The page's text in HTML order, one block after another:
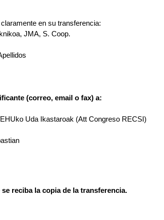
en su transferencia:
JMA, S. Coop.
(correo, email o fax) a:
Uda Ikastaroak (Att Congreso RECSI)
reciba la copia de la transferencia.